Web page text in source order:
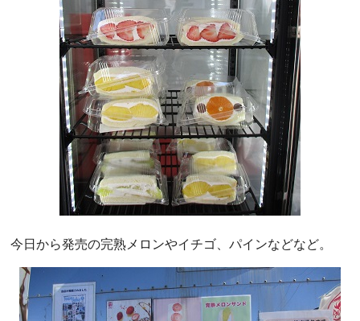
今日から発売の完熟メロンやイチゴ、パインなどなど。